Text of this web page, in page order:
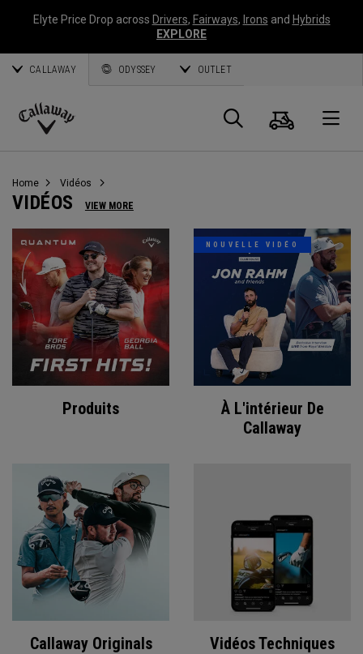
Elyte Price Drop across Drivers, Fairways, Irons and Hybrids
EXPLORE
CALLAWAY ODYSSEY OUTLET
Callaway
Panier
Home Vidéos
VIDÉOS VIEW MORE
Produits
NOUVELLE VIDÉO
À L'intérieur De
Callaway
Callaway Originals Vidéos Techniques